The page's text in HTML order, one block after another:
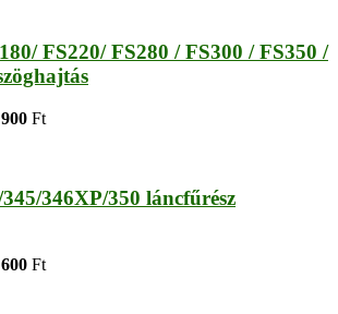
FS220/ FS280 / FS300 / FS350 /
Ft
346XP/350 láncfűrész
Ft